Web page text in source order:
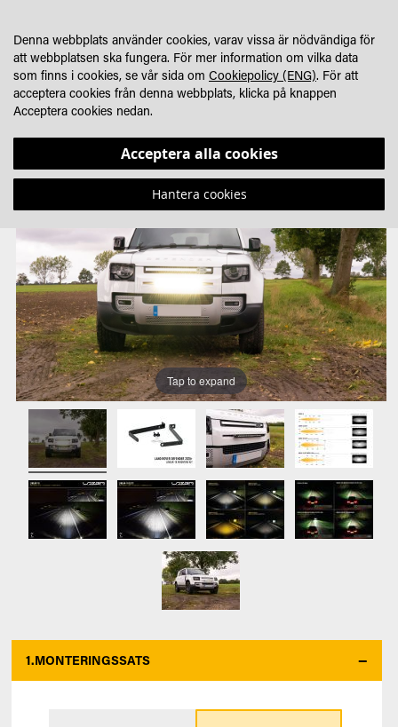
INNEHÅLLET
slutet
bildgalleriet
början
bildgalleriet
Tap to expand
1.MONTERINGSSATS
Denna webbplats använder cookies, varav vissa är nödvändiga för
att webbplatsen ska fungera. För mer information om vilka data
som finns i cookies, se vår sida om Cookiepolicy (ENG). För att
acceptera cookies från denna webbplats, klicka på knappen
Acceptera cookies nedan.
Acceptera alla cookies
Hantera cookies